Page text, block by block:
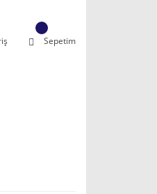
Sepetim